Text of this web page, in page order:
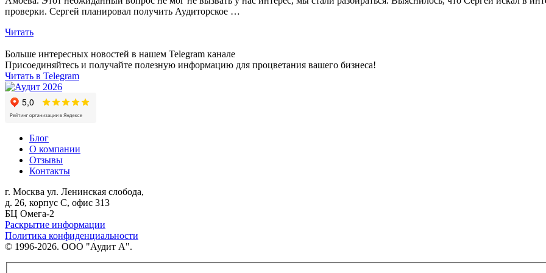
проверки. Сергей планировал получить Аудиторское …
Читать
Больше интересных новостей в нашем Telegram канале
Присоединяйтесь и получайте полезную информацию для процветания вашего бизнеса!
Читать в Telegram
Блог
О компании
Отзывы
Контакты
г. Москва ул. Ленинская слобода,
д. 26, корпус С, офис 313
БЦ Омега-2
Раскрытие информации
Политика конфиденциальности
© 1996-2026. ООО "Аудит А".